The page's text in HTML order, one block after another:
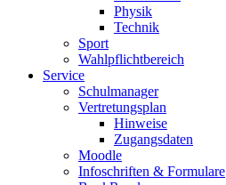
Physik
Technik
Sport
Wahlpflichtbereich
Service
Schulmanager
Vertretungsplan
Hinweise
Zugangsdaten
Moodle
Infoschriften & Formulare